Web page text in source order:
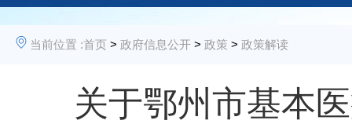
当前位置 :首页 > 政府信息公开 > 政策 > 政策解读
关于鄂州市基本